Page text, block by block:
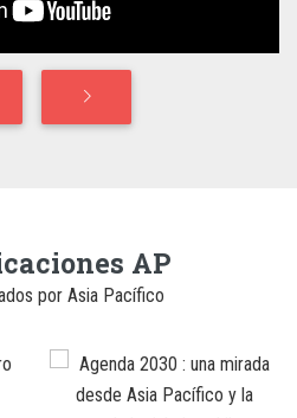
AP
por Asia Pacífico